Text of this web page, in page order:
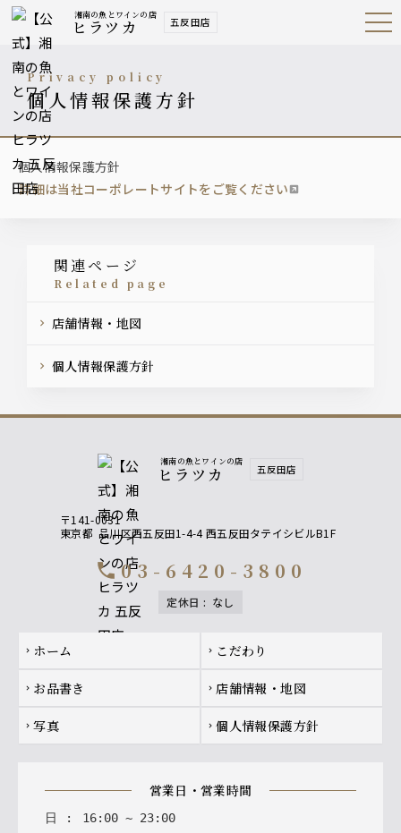
湘南の魚とワインの店
ヒラツカ 五反田店 Open
Navig
privacy policy
個人情報保護方針
個人情報保護方針
詳細は当社コーポレートサイトをご覧ください
関連ページ
related page
店舗情報・地図
個人情報保護方針
湘南の魚とワインの店
ヒラツカ 五反田店
〒141-0031
東京都 品川区西五反田1-4-4 西五反田タテイシビルB1F
call03-6420-3800
定休日 : なし
Footer navigation
chevron_right ホーム chevron_right こだわり
chevron_right お品書き chevron_right 店舗情報・地図
chevron_right 写真 chevron_right 個人情報保護方針
営業日・営業時間
日 : 16: 00 ~ 23: 00